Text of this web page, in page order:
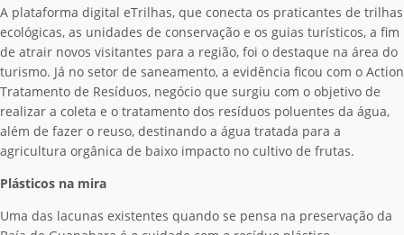
A plataforma digital eTrilhas, que conecta os praticantes de trilhas
ecológicas, as unidades de conservação e os guias turísticos, a fim
de atrair novos visitantes para a região, foi o destaque na área do
turismo. Já no setor de saneamento, a evidência ficou com o Action
Tratamento de Resíduos, negócio que surgiu com o objetivo de
realizar a coleta e o tratamento dos resíduos poluentes da água,
além de fazer o reuso, destinando a água tratada para a
agricultura orgânica de baixo impacto no cultivo de frutas.
Plásticos na mira
Uma das lacunas existentes quando se pensa na preservação da